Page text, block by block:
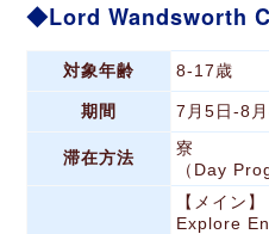
Lord Wandsworth
対象年齢 8-17歳
期間 7月5日-8
滞在方法
寮
（Day
【メイン】
Explore